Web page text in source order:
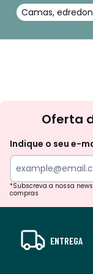
Camas,
Oferta
Indique o seu e-
*Subscreva a nossa
compras
ENTREGA